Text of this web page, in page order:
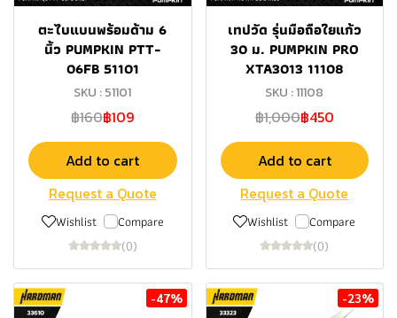
ตะไบแบนพร้อมด้าม 6
นิ้ว PUMPKIN PTT-
06FB 51101
SKU : 51101
฿160฿109
Add to cart
Request a Quote
Wishlist Compare
(0)
เทปวัด รุ่นมือถือใยแก้ว
30 ม. PUMPKIN PRO
XTA3013 11108
SKU : 11108
฿1,000฿450
Add to cart
Request a Quote
Wishlist Compare
(0)
-47% -23%